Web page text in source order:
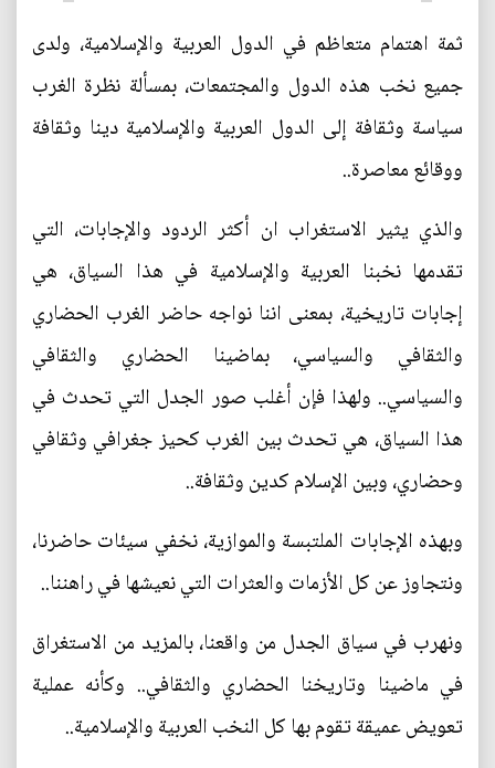
ثمة اهتمام متعاظم في الدول العربية والإسلامية، ولدى
جميع نخب هذه الدول والمجتمعات، بمسألة نظرة الغرب
سياسة وثقافة إلى الدول العربية والإسلامية دينا وثقافة
ووقائع معاصرة..
والذي يثير الاستغراب ان أكثر الردود والإجابات، التي
تقدمها نخبنا العربية والإسلامية في هذا السياق، هي
إجابات تاريخية، بمعنى اننا نواجه حاضر الغرب الحضاري
والثقافي والسياسي، بماضينا الحضاري والثقافي
والسياسي.. ولهذا فإن أغلب صور الجدل التي تحدث في
هذا السياق، هي تحدث بين الغرب كحيز جغرافي وثقافي
وحضاري، وبين الإسلام كدين وثقافة..
وبهذه الإجابات الملتبسة والموازية، نخفي سيئات حاضرنا،
ونتجاوز عن كل الأزمات والعثرات التي نعيشها في راهننا..
ونهرب في سياق الجدل من واقعنا، بالمزيد من الاستغراق
في ماضينا وتاريخنا الحضاري والثقافي.. وكأنه عملية
تعويض عميقة تقوم بها كل النخب العربية والإسلامية..